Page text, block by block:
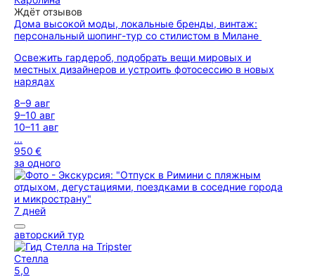
Ждёт отзывов
Дома высокой моды, локальные бренды, винтаж:
персональный шопинг-тур со стилистом в Милане
Освежить гардероб, подобрать вещи мировых и
местных дизайнеров и устроить фотосессию в новых
нарядах
8–9 авг
9–10 авг
10–11 авг
...
950 €
за одного
7 дней
авторский тур
Стелла
5,0